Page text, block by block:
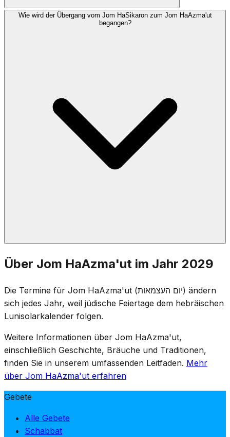
Viele Gemeinden sprechen Hallel (mit oder ohne
Wie wird der Übergang vom Jom HaSikaron zum Jom HaAzma'ut
begangen?
Bei Einbruch der Dunkelheit am Jom HaSikaron findet
auf dem Herzlberg eine Zeremonie statt, die den
Übergang markiert. Die Flammen der Gedenk-Fackeln
werden gelöscht und die Feierlichkeiten beginnen – von
Trauer zu Freude an einem einzigen Abend, als
Ausdruck des Preises, der für die Unabhängigkeit
gezahlt wurde.
Über Jom HaAzma'ut im Jahr 2029
Die Termine für Jom HaAzma'ut (יום העצמאות) ändern
sich jedes Jahr, weil jüdische Feiertage dem hebräischen
Lunisolarkalender folgen.
Weitere Informationen über Jom HaAzma'ut,
einschließlich Geschichte, Bräuche und Traditionen,
finden Sie in unserem umfassenden Leitfaden. Mehr
über Jom HaAzma'ut erfahren
Gebete
Alle Gebete
Schabbat